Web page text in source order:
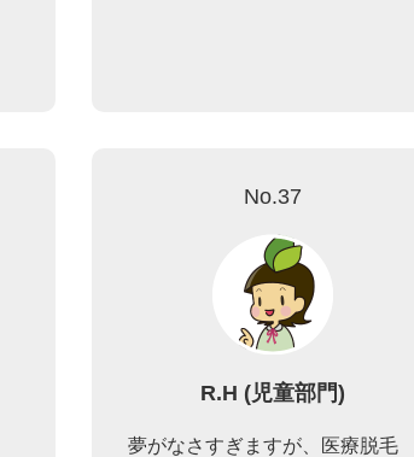
No.37
R.H (児童部門)
夢がなさすぎますが、医療脱毛